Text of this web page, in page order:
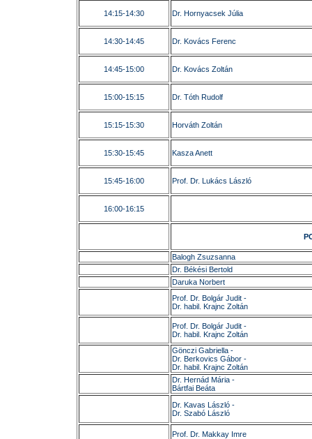
14:15-14:30 Dr. Hornyacsek Júlia
14:30-14:45 Dr. Kovács Ferenc
14:45-15:00 Dr. Kovács Zoltán
15:00-15:15 Dr. Tóth Rudolf
15:15-15:30 Horváth Zoltán
15:30-15:45 Kasza Anett
15:45-16:00 Prof. Dr. Lukács László
16:00-16:15
Balogh Zsuzsanna
Dr. Békési Bertold
Daruka Norbert
Prof. Dr. Bolgár Judit -
Dr. habil. Krajnc Zoltán
Prof. Dr. Bolgár Judit -
Dr. habil. Krajnc Zoltán
Gönczi Gabriella -
Dr. Berkovics Gábor -
Dr. habil. Krajnc Zoltán
Dr. Hernád Mária -
Bártfai Beáta
Dr. Kavas László -
Dr. Szabó László
Prof. Dr. Makkay Imre